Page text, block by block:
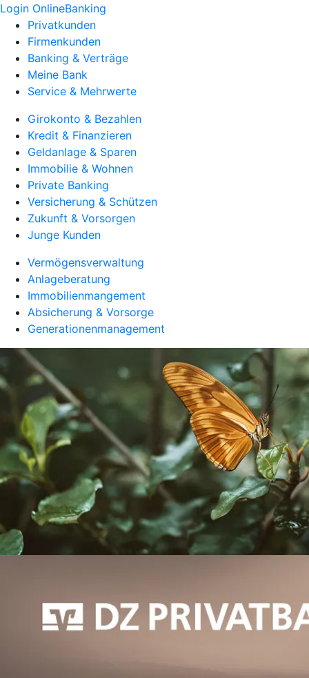
Login OnlineBanking
Privatkunden
Firmenkunden
Banking & Verträge
Meine Bank
Service & Mehrwerte
Girokonto & Bezahlen
Kredit & Finanzieren
Geldanlage & Sparen
Immobilie & Wohnen
Private Banking
Versicherung & Schützen
Zukunft & Vorsorgen
Junge Kunden
Vermögensverwaltung
Anlageberatung
Immobilienmangement
Absicherung & Vorsorge
Generationenmanagement